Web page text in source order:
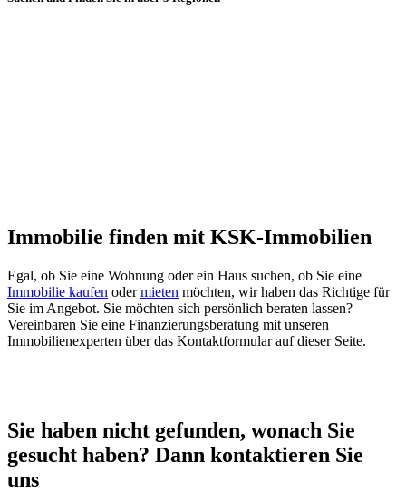
Immobilie finden mit KSK-Immobilien
Egal, ob Sie eine Wohnung oder ein Haus suchen, ob Sie eine
Immobilie kaufen odermieten möchten, wir haben das Richtige für
Sie im Angebot. Sie möchten sich persönlich beraten lassen?
Vereinbaren Sie eine Finanzierungsberatung mit unseren
Immobilienexperten über das Kontaktformular auf dieser Seite.
Sie haben nicht gefunden, wonach Sie
gesucht haben? Dann kontaktieren Sie
uns